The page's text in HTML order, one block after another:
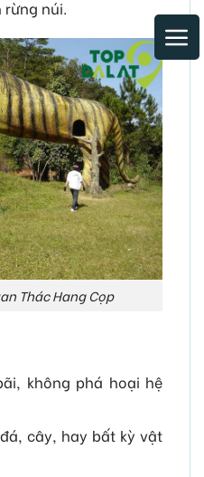
rừng núi.
Thác Hang Cọp
không phá hoại hệ
cây, hay bất kỳ vật